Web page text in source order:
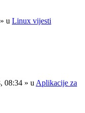
» u Linux vijesti
08:34 » u Aplikacije za